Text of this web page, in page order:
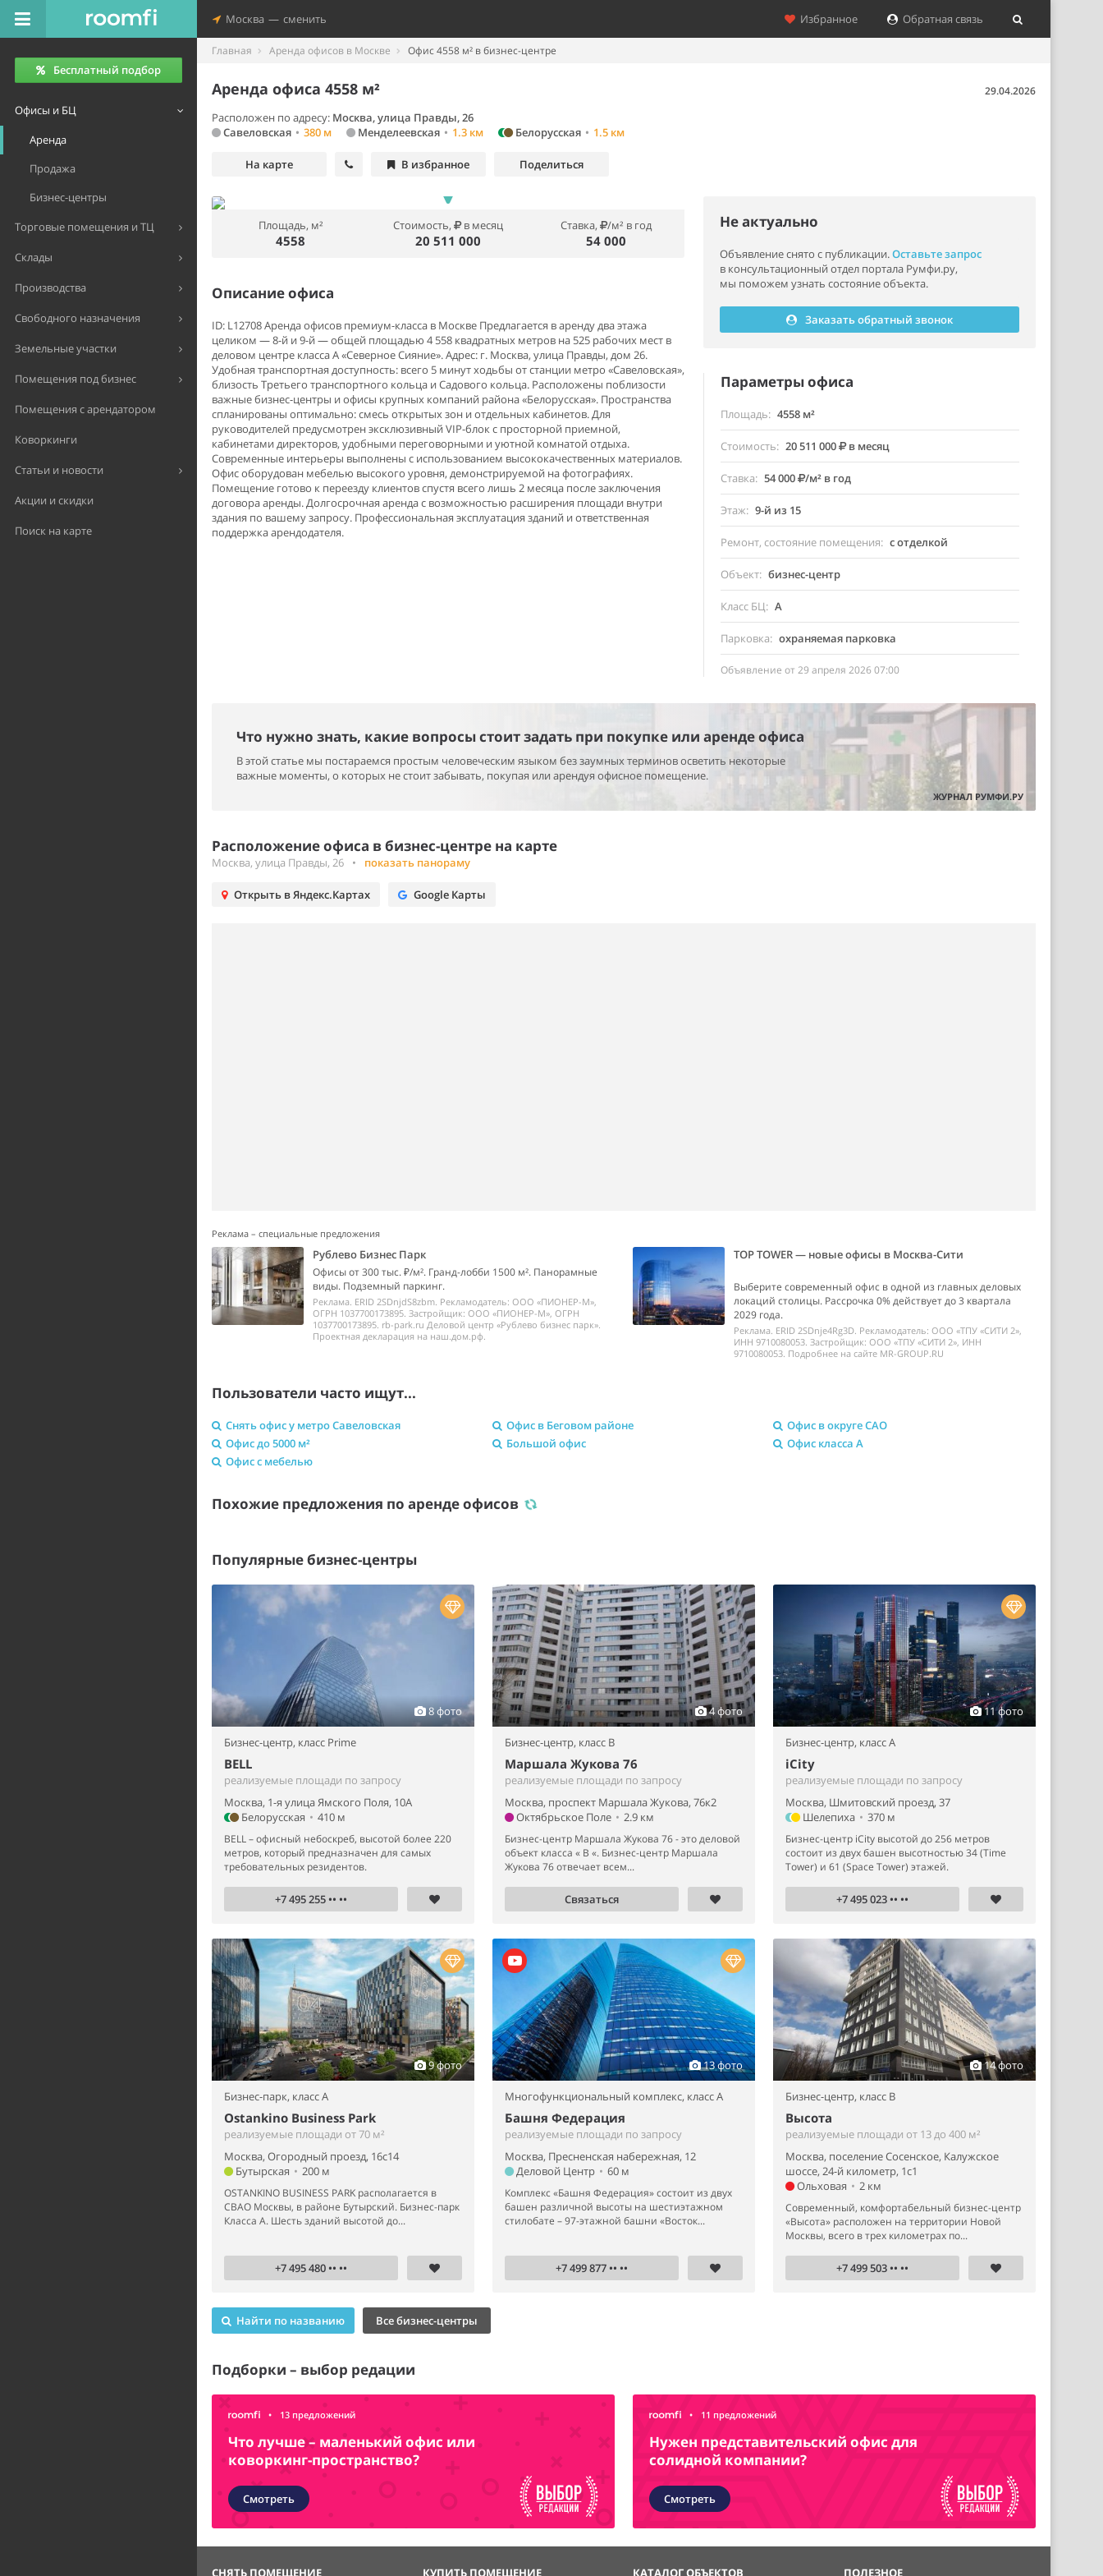
Москва — сменить Избранное Обратная связь
Бесплатный подбор
Офисы и БЦ
Аренда
Продажа
Бизнес-центры
Торговые помещения и ТЦ
Склады
Производства
Свободного назначения
Земельные участки
Помещения под бизнес
Помещения с арендатором
Коворкинги
Статьи и новости
Акции и скидки
Поиск на карте
Главная Аренда офисов в Москве Офис 4558 м² в бизнес-центре
Аренда офиса 4558 м² 29.04.2026
Расположен по адресу: Москва, улица Правды, 26
Савеловская • 380 м Менделеевская • 1.3 км Белорусская • 1.5 км
На карте В избранное Поделиться
Площадь, м²
4558
Стоимость, в месяц
20 511 000
Ставка, /м² в год
54 000
Описание офиса
ID: L12708 Аренда офисов премиум-класса в Москве Предлагается в аренду два этажа
целиком — 8-й и 9-й — общей площадью 4 558 квадратных метров на 525 рабочих мест в
деловом центре класса A «Северное Сияние». Адрес: г. Москва, улица Правды, дом 26.
Удобная транспортная доступность: всего 5 минут ходьбы от станции метро «Савеловская»,
близость Третьего транспортного кольца и Садового кольца. Расположены поблизости
важные бизнес-центры и офисы крупных компаний района «Белорусская». Пространства
спланированы оптимально: смесь открытых зон и отдельных кабинетов. Для
руководителей предусмотрен эксклюзивный VIP-блок с просторной приемной,
кабинетами директоров, удобными переговорными и уютной комнатой отдыха.
Современные интерьеры выполнены с использованием высококачественных материалов.
Офис оборудован мебелью высокого уровня, демонстрируемой на фотографиях.
Помещение готово к переезду клиентов спустя всего лишь 2 месяца после заключения
договора аренды. Долгосрочная аренда с возможностью расширения площади внутри
здания по вашему запросу. Профессиональная эксплуатация зданий и ответственная
поддержка арендодателя.
Не актуально
Объявление снято с публикации.Оставьте запрос
в консультационный отдел портала Румфи.ру,
мы поможем узнать состояние объекта.
Заказать обратный звонок
Параметры офиса
Площадь 4558 м²
Стоимость 20 511 000 в месяц
Ставка 54 000 /м² в год
Этаж 9-й из 15
Ремонт, состояние помещения с отделкой
Объект бизнес-центр
Класс БЦ A
Парковка охраняемая парковка
Объявление от 29 апреля 2026 07:00
Что нужно знать, какие вопросы стоит задать при покупке или аренде офиса
В этой статье мы постараемся простым человеческим языком без заумных терминов осветить некоторые
важные моменты, о которых не стоит забывать, покупая или арендуя офисное помещение.
ЖУРНАЛ РУМФИ.РУ
Расположение офиса в бизнес-центре на карте
Москва, улица Правды, 26 • показать панораму
Открыть в Яндекс.Картах Google Карты
Реклама – специальные предложения
Рублево Бизнес Парк
Офисы от 300 тыс. ₽/м². Гранд-лобби 1500 м². Панорамные
виды. Подземный паркинг.
Реклама. ERID 2SDnjdS8zbm. Рекламодатель: ООО «ПИОНЕР-М»,
ОГРН 1037700173895. Застройщик: ООО «ПИОНЕР-М», ОГРН
1037700173895. rb-park.ru Деловой центр «Рублево бизнес парк».
Проектная декларация на наш.дом.рф.
TOP TOWER — новые офисы в Москва-Сити
Выберите современный офис в одной из главных деловых
локаций столицы. Рассрочка 0% действует до 3 квартала
2029 года.
Реклама. ERID 2SDnje4Rg3D. Рекламодатель: ООО «ТПУ «СИТИ 2»,
ИНН 9710080053. Застройщик: ООО «ТПУ «СИТИ 2», ИНН
9710080053. Подробнее на сайте MR-GROUP.RU
Пользователи часто ищут...
Снять офис у метро Савеловская Офис в Беговом районе
Офис в округе САО
Офис до 5000 м²
Большой офис
Офис класса A
Офис с мебелью
Похожие предложения по аренде офисов
Популярные бизнес-центры
8 фото
Бизнес-центр, класс Prime
BELL
реализуемые площади по запросу
Москва, 1-я улица Ямского Поля, 10А
Белорусская • 410 м
BELL – офисный небоскреб, высотой более 220
метров, который предназначен для самых
требовательных резидентов.
+7 495 255 •• ••
4 фото
Бизнес-центр, класс B
Маршала Жукова 76
реализуемые площади по запросу
Москва, проспект Маршала Жукова, 76к2
Октябрьское Поле • 2.9 км
Бизнес-центр Маршала Жукова 76 - это деловой
объект класса « B «. Бизнес-центр Маршала
Жукова 76 отвечает всем...
Связаться
11 фото
Бизнес-центр, класс A
iCity
реализуемые площади по запросу
Москва, Шмитовский проезд, 37
Шелепиха • 370 м
Бизнес-центр iCity высотой до 256 метров
состоит из двух башен высотностью 34 (Time
Tower) и 61 (Space Tower) этажей.
+7 495 023 •• ••
9 фото
Бизнес-парк, класс A
Ostankino Business Park
реализуемые площади от 70 м²
Москва, Огородный проезд, 16с14
Бутырская • 200 м
OSTANKINO BUSINESS PARK располагается в
СВАО Москвы, в районе Бутырский. Бизнес-парк
Класса А. Шесть зданий высотой до...
+7 495 480 •• ••
13 фото
Многофункциональный комплекс, класс A
Башня Федерация
реализуемые площади по запросу
Москва, Пресненская набережная, 12
Деловой Центр • 60 м
Комплекс «Башня Федерация» состоит из двух
башен различной высоты на шестиэтажном
стилобате – 97-этажной башни «Восток...
+7 499 877 •• ••
14 фото
Бизнес-центр, класс B
Высота
реализуемые площади от 13 до 400 м²
Москва, поселение Сосенское, Калужское
шоссе, 24-й километр, 1с1
Ольховая • 2 км
Современный, комфортабельный бизнес-центр
«Высота» расположен на территории Новой
Москвы, всего в трех километрах по...
+7 499 503 •• ••
Найти по названию Все бизнес-центры
Подборки – выбор редации
• 13 предложений
Что лучше – маленький офис или
коворкинг-пространство?
Смотреть
• 11 предложений
Нужен представительский офис для
солидной компании?
Смотреть
СНЯТЬ ПОМЕЩЕНИЕ КУПИТЬ ПОМЕЩЕНИЕ КАТАЛОГ ОБЪЕКТОВ ПОЛЕЗНОЕ